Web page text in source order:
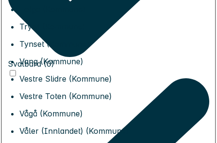
Trysil (Kommune)
Tynset (Kommune)
Vang (Kommune)
Vestre Slidre (Kommune)
Vestre Toten (Kommune)
Vågå (Kommune)
Våler (Innlandet) (Kommune)
Svalbard (0)